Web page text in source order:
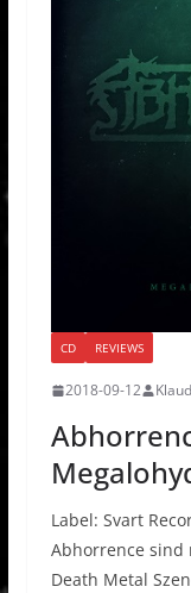
CD REVIEWS
2018-09-12
Label: Svart
Abhorrence sind
Death Metal